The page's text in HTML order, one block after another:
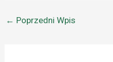
← Poprzedni Wpis